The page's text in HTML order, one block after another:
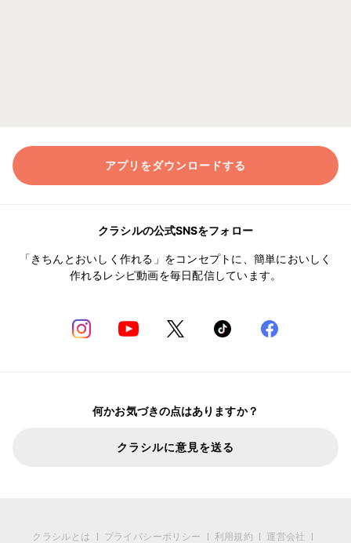
アプリをダウンロードする
クラシルの公式SNSをフォロー
「きちんとおいしく作れる」をコンセプトに、簡単においしく
作れるレシピ動画を毎日配信しています。
何かお気づきの点はありますか？
クラシルに意見を送る
クラシルとは プライバシーポリシー 利用規約 運営会社